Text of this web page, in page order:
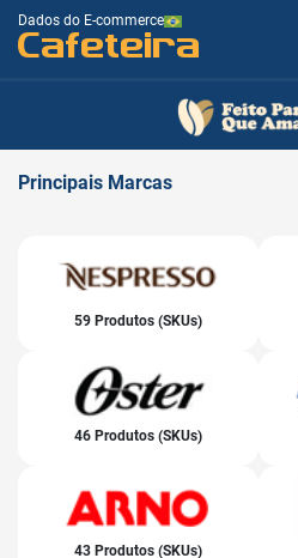
Dados do E-commerce
Cafeteira
Principais Marcas
59 Produtos (SKUs)
46 Produtos (SKUs)
43 Produtos (SKUs)